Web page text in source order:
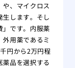
や、マイクロス
生します。そし
」です。内服薬
用薬であるミ
円から2万円程
品を選択する